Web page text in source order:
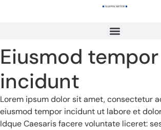
Eiusmod tempor
incidunt
Lorem ipsum dolor sit amet, consectetur
eiusmod tempor incidunt ut labore et
Idque Caesaris facere voluntate liceret: